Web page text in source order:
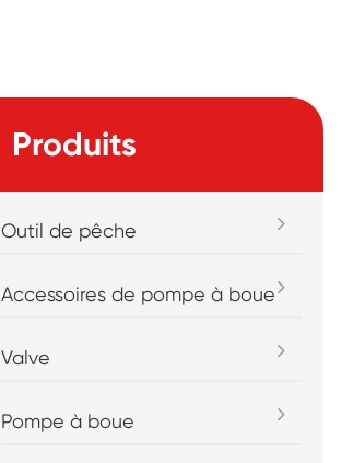
Produits
Outil de pêche
Accessoires de pompe à boue
Valve
Pompe à boue